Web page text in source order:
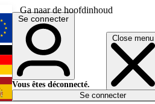
Ga naar de hoofdinhoud
Close menu
English
Deutsch
Se connecter
Vous êtes déconnecté.
Se connecter